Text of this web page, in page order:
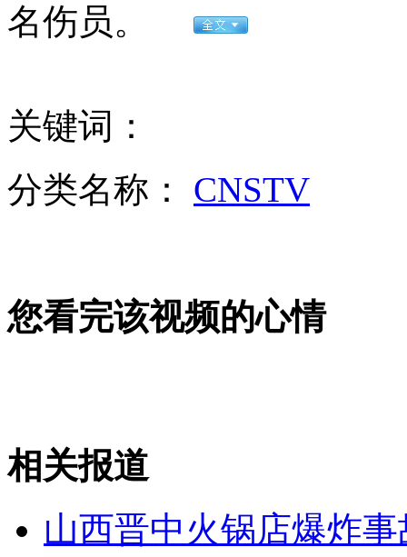
女孩北京地铁殴打老人 痛下狠手拳打脚踢
无痛分娩是否安全 医生回应
外交部：反对强权政治霸凌主义
安徽一实载49人客车翻车
名伤员。
关键词：
分类名称： CNSTV
您看完该视频的心情
相关报道
山西晋中火锅店爆炸